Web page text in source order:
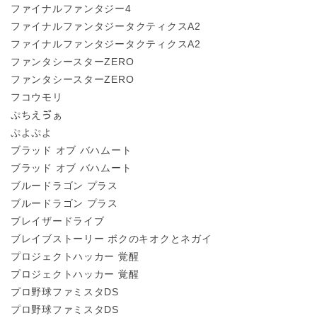
ファイナルファンタジー4
ファイナルファンタジータクティクスA2
ファイナルファンタジータクティクスA2
ファンタシースターZERO
ファンタシースターZERO
フコウモリ
ぷちえゔぁ
ぷよぷよ
ブラッド オブ バハムート
ブラッド オブ バハムート
ブルードラゴン プラス
ブルードラゴン プラス
ブレイザードライブ
ブレイブストーリー ボクのキオクとネガイ
プロジェクトハッカー 覚醒
プロジェクトハッカー 覚醒
プロ野球ファミスタDS
プロ野球ファミスタDS